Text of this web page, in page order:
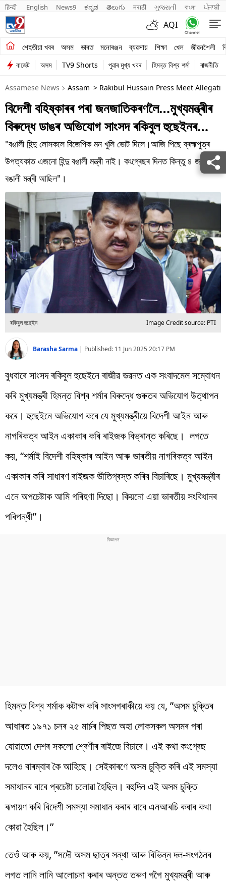
हिन्दी English News9 ಕನ್ನಡ తెలుగు मराठी ગુજરાતી বাংলা ਪੰਜਾਬੀ
AQI
শেহতীয়া খবৰ অসম ভাৰত মনোৰঞ্জন ব্যৱসায় শিক্ষা খেল জীৱনশৈলী
শেহতীয়া খবৰ
অসম
ভাৰত
মনোৰঞ্জন
ব্যৱসায়
শিক্ষা
খেল
জীৱনশৈলী
বিশ্ব
প্ৰযুক্তি
Videos
বাজেট অসম TV9 Shorts পুৱাৰ মুখ্য খবৰ হিমন্ত বিশ্ব শৰ্মা ৰাজনীতি
Assamese News Assam > Rakibul Hussain Press Meet
বিদেশী বহিষ্কাৰৰ পৰা জনজাতিকৰণলৈ…মুখ্যমন্ত্ৰীৰ
বিৰুদ্ধে ডাঙৰ অভিযোগ সাংসদ ৰকিবুল হুছেইনৰ…
"বঙালী হিন্দু লোসকলে বিজেপিক মন খুলি ভোট দিলে।আজি পিছে ব্ৰহ্মপুত্ৰ
উপত্যকাত এজনো হিন্দু বঙালী মন্ত্ৰী নাই। কংগ্ৰেছৰ দিনত কিন্তু ৪ জন হিন্দু
বঙালী মন্ত্ৰী আছিল"।
ৰকিবুল হুছেইন Image Credit source: PTI
Barasha Sarma | Published: 11 Jun 2025 20:17 PM
বুধবাৰে সাংসদ ৰকিবুল হুছেইনে ৰাজীৱ ভৱনত এক সংবাদমেল সম্বোধন
কৰি মুখ্যমন্ত্ৰী হিমন্ত বিশ্ব শৰ্মাৰ বিৰুদ্ধে গুৰুতৰ অভিযোগ উত্থাপন
কৰে। হুছেইনে অভিযোগ কৰে যে মুখ্যমন্ত্ৰীয়ে বিদেশী আইন আৰু
নাগৰিকত্ব আইন একাকাৰ কৰি ৰাইজক বিভ্ৰান্ত কৰিছে। লগতে
কয়, “শৰ্মাই বিদেশী বহিষ্কাৰ আইন আৰু ভাৰতীয় নাগৰিকত্ব আইন
একাকাৰ কৰি সাধাৰণ ৰাইজক ভীতিগ্ৰস্ত কৰিব বিচাৰিছে। মুখ্যমন্ত্ৰীৰ
এনে অপচেষ্টাক আমি গৰিহণা দিছো। কিয়নো এয়া ভাৰতীয় সংবিধানৰ
পৰিপন্থী”।
হিমন্ত বিশ্ব শৰ্মাক কটাক্ষ কৰি সাংসগৰাকীয়ে কয় যে, ”অসম চুক্তিৰ
আধাৰত ১৯৭১ চনৰ ২৫ মাৰ্চৰ পিছত অহা লোকসকল অসমৰ পৰা
যোৱাতো দেশৰ সকলো শ্ৰেণীৰ ৰাইজে বিচাৰে। এই কথা কংগ্ৰেছ
দলেও বাৰম্বাৰ কৈ আহিছে। সেইকাৰণে অসম চুক্তি কৰি এই সমস্যা
সমাধানৰ বাবে প্ৰচেষ্টা চলোৱা হৈছিল। বহুদিন এই অসম চুক্তি
ৰূপায়ণ কৰি বিদেশী সমস্যা সমাধান কৰাৰ বাবে এনআৰচি কৰাৰ কথা
কোৱা হৈছিল।’’
তেওঁ আৰু কয়, ”সদৌ অসম ছাত্ৰ সন্থা আৰু বিভিন্ন দল-সংগঠনৰ
লগত লানি লানি আলোচনা কৰাৰ অন্তত তৰুণ গগৈ মুখ্যমন্ত্ৰী আৰু